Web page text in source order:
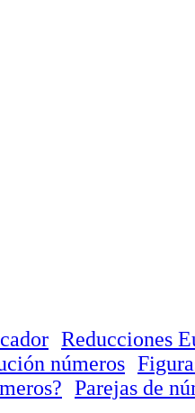
Reducciones
números
Parejas de